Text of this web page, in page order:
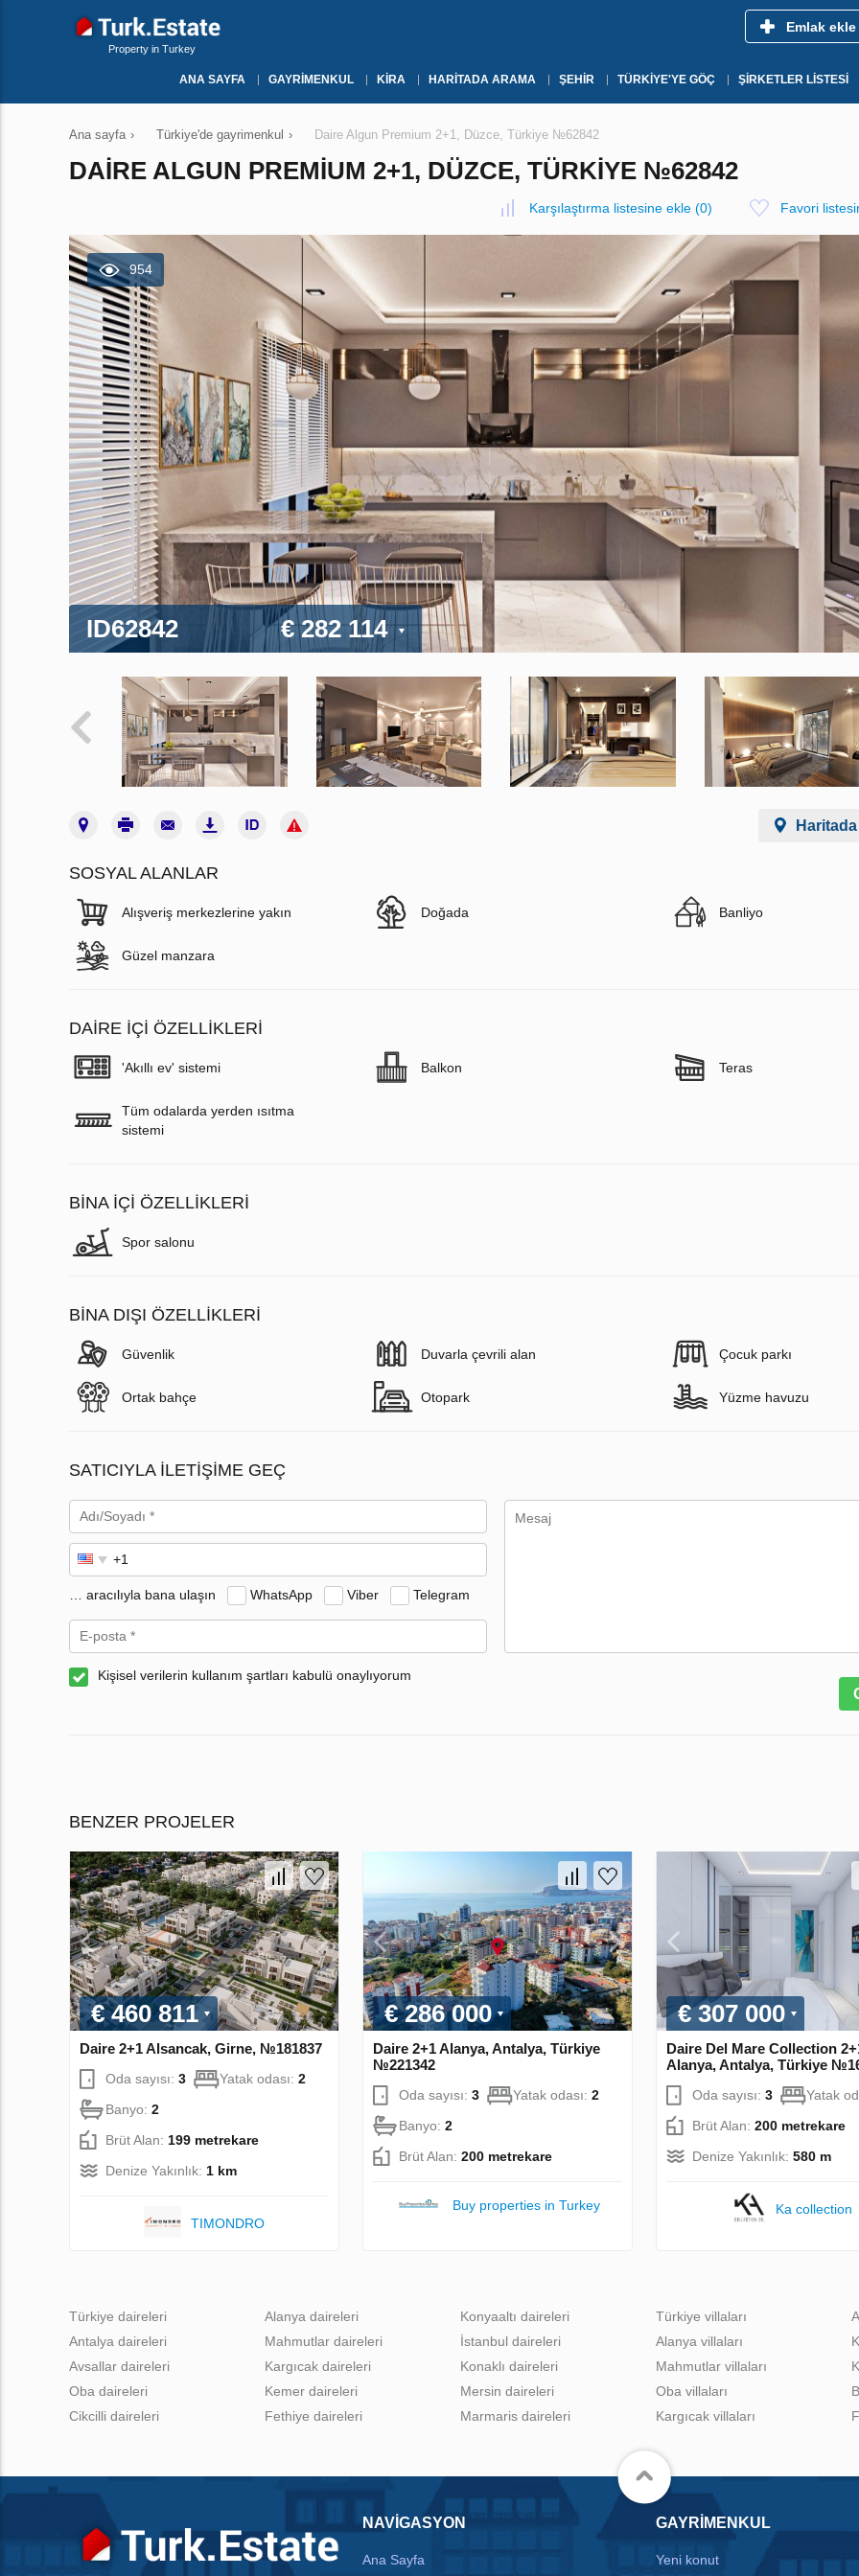
Property in Turkey
Emlak ekle
ANA SAYFA GAYRIMENKUL KIRA HARITADA ARAMA ŞEHIR TÜRKIYE'YE GÖÇ ŞIRKETLER LISTESI
Ana sayfa › Türkiye'de gayrimenkul › Daire Algun Premium 2+1, Düzce, Türkiye №62842
DAIRE ALGUN PREMIUM 2+1, DÜZCE, TÜRKIYE №62842
Karşılaştırma listesine ekle (0) Favori
954
ID62842 € 282 114
SOSYAL ALANLAR
Alışveriş merkezlerine yakın Doğada Banliyo
Güzel manzara
DAIRE IÇI ÖZELLIKLERI
'Akıllı ev' sistemi Balkon Teras
Tüm odalarda yerden ısıtma
sistemi
BINA İÇI ÖZELLIKLERI
Spor salonu
BINA DIŞI ÖZELLIKLERI
Güvenlik Duvarla çevrili alan Çocuk parkı
Ortak bahçe Otopark Yüzme havuzu
SATICIYLA ILETIŞIME GEÇ
… aracılıyla bana ulaşın WhatsApp Viber Telegram
Kişisel verilerin kullanım şartları kabulü onaylıyorum
BENZER PROJELER
€ 460 811
Daire 2+1 Alsancak, Girne, №181837
Oda sayısı: 3 Yatak odası: 2
Banyo: 2
Brüt Alan: 199 metrekare
Denize Yakınlık: 1 km
TIMONDRO
€ 286 000
Daire 2+1 Alanya, Antalya, Türkiye
№221342
Oda sayısı: 3 Yatak odası: 2
Banyo: 2
Brüt Alan: 200 metrekare
Buy properties in Turkey
€ 307 000
Daire Del Mare Collection
Alanya, Antalya, Türkiye
Oda sayısı: 3 Yatak
Brüt Alan: 200 metrekare
Denize Yakınlık: 580 m
Ka collection
Türkiye daireleri
Antalya daireleri
Avsallar daireleri
Oba daireleri
Cikcilli daireleri
Alanya daireleri
Mahmutlar daireleri
Kargıcak daireleri
Kemer daireleri
Fethiye daireleri
Konyaaltı daireleri
İstanbul daireleri
Konaklı daireleri
Mersin daireleri
Marmaris daireleri
Türkiye villaları
Alanya villaları
Mahmutlar villaları
Oba villaları
Kargıcak villaları
NAVIGASYON
Ana Sayfa
GAYRIMENKUL
Yeni konut